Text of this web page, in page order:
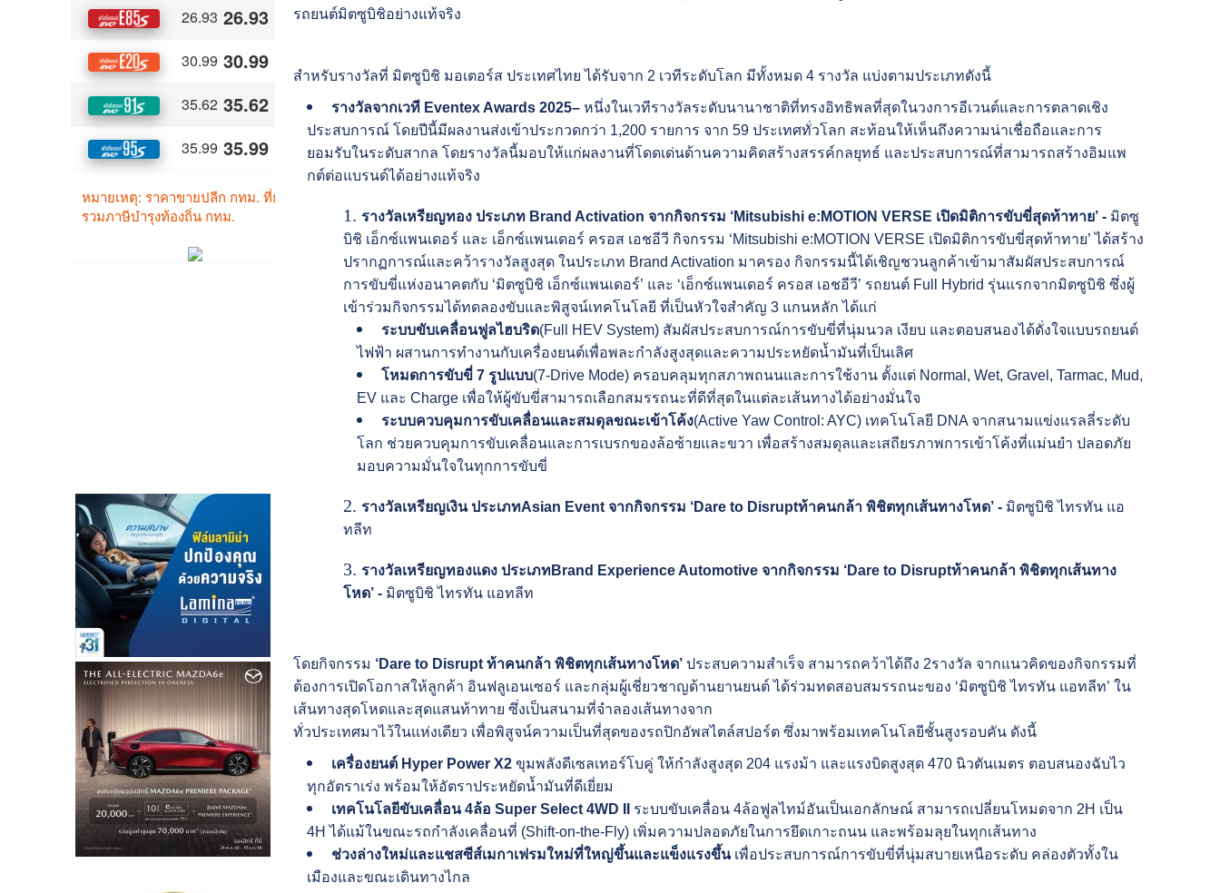
รถยนต์มิตซูบิชิอย่างแท้จริง
สำหรับรางวัลที่ มิตซูบิชิ มอเตอร์ส ประเทศไทย ได้รับจาก 2 เวทีระดับโลก มีทั้งหมด 4 รางวัล แบ่งตามประเภทดังนี้
รางวัลจากเวที Eventex Awards 2025– หนึ่งในเวทีรางวัลระดับนานาชาติที่ทรงอิทธิพลที่สุดในวงการอีเวนต์และการตลาดเชิง
ประสบการณ์ โดยปีนี้มีผลงานส่งเข้าประกวดกว่า 1,200 รายการ จาก 59 ประเทศทั่วโลก สะท้อนให้เห็นถึงความน่าเชื่อถือและการ
ยอมรับในระดับสากล โดยรางวัลนี้มอบให้แก่ผลงานที่โดดเด่นด้านความคิดสร้างสรรค์กลยุทธ์ และประสบการณ์ที่สามารถสร้างอิมแพ
กต์ต่อแบรนด์ได้อย่างแท้จริง
รางวัลเหรียญทอง ประเภท Brand Activation จากกิจกรรม ‘Mitsubishi e:MOTION VERSE เปิดมิติการขับขี่สุดท้าทาย’ - มิตซู
บิชิ เอ็กซ์แพนเดอร์ และ เอ็กซ์แพนเดอร์ ครอส เอชอีวี กิจกรรม ‘Mitsubishi e:MOTION VERSE เปิดมิติการขับขี่สุดท้าทาย’ ได้สร้าง
ปรากฏการณ์และคว้ารางวัลสูงสุด ในประเภท Brand Activation มาครอง กิจกรรมนี้ได้เชิญชวนลูกค้าเข้ามาสัมผัสประสบการณ์
การขับขี่แห่งอนาคตกับ ‘มิตซูบิชิ เอ็กซ์แพนเดอร์’ และ ‘เอ็กซ์แพนเดอร์ ครอส เอชอีวี’ รถยนต์ Full Hybrid รุ่นแรกจากมิตซูบิชิ ซึ่งผู้
เข้าร่วมกิจกรรมได้ทดลองขับและพิสูจน์เทคโนโลยี ที่เป็นหัวใจสำคัญ 3 แกนหลัก ได้แก่
ระบบขับเคลื่อนฟูลไฮบริด(Full HEV System) สัมผัสประสบการณ์การขับขี่ที่นุ่มนวล เงียบ และตอบสนองได้ดั่งใจแบบรถยนต์
ไฟฟ้า ผสานการทำงานกับเครื่องยนต์เพื่อพละกำลังสูงสุดและความประหยัดน้ำมันที่เป็นเลิศ
โหมดการขับขี่ 7รูปแบบ(7-Drive Mode) ครอบคลุมทุกสภาพถนนและการใช้งาน ตั้งแต่ Normal, Wet, Gravel, Tarmac, Mud,
EV และ Charge เพื่อให้ผู้ขับขี่สามารถเลือกสมรรถนะที่ดีที่สุดในแต่ละเส้นทางได้อย่างมั่นใจ
ระบบควบคุมการขับเคลื่อนและสมดุลขณะเข้าโค้ง(Active Yaw Control: AYC) เทคโนโลยี DNA จากสนามแข่งแรลลี่ระดับ
โลก ช่วยควบคุมการขับเคลื่อนและการเบรกของล้อซ้ายและขวา เพื่อสร้างสมดุลและเสถียรภาพการเข้าโค้งที่แม่นยำ ปลอดภัย
มอบความมั่นใจในทุกการขับขี่
รางวัลเหรียญเงิน ประเภทAsian Event จากกิจกรรม ‘Dare to Disruptท้าคนกล้า พิชิตทุกเส้นทางโหด’- มิตซูบิชิ ไทรทัน แอ
ทลีท
รางวัลเหรียญทองแดง ประเภทBrand Experience Automotive จากกิจกรรม ‘Dare to Disruptท้าคนกล้า พิชิตทุกเส้นทาง
โหด’- มิตซูบิชิ ไทรทัน แอทลีท
โดยกิจกรรม ‘Dare to Disruptท้าคนกล้า พิชิตทุกเส้นทางโหด’ประสบความสำเร็จ สามารถคว้าได้ถึง 2รางวัล จากแนวคิดของกิจกรรมที่
ต้องการเปิดโอกาสให้ลูกค้า อินฟลูเอนเซอร์ และกลุ่มผู้เชี่ยวชาญด้านยานยนต์ ได้ร่วมทดสอบสมรรถนะของ ‘มิตซูบิชิ ไทรทัน แอทลีท’ ใน
เส้นทางสุดโหดและสุดแสนท้าทาย ซึ่งเป็นสนามที่จำลองเส้นทางจาก
ทั่วประเทศมาไว้ในแห่งเดียว เพื่อพิสูจน์ความเป็นที่สุดของรถปิกอัพสไตล์สปอร์ต ซึ่งมาพร้อมเทคโนโลยีชั้นสูงรอบคัน ดังนี้
เครื่องยนต์ Hyper Power X2ขุมพลังดีเซลเทอร์โบคู่ ให้กำลังสูงสุด 204 แรงม้า และแรงบิดสูงสุด 470 นิวตันเมตร ตอบสนองฉับไว
ทุกอัตราเร่ง พร้อมให้อัตราประหยัดน้ำมันที่ดีเยี่ยม
เทคโนโลยีขับเคลื่อน4ล้อ Super Select 4WD II
ระบบขับเคลื่อน 4ล้อฟูลไทม์อันเป็นเอกลักษณ์ สามารถเปลี่ยนโหมดจาก 2H เป็น
4H ได้แม้ในขณะรถกำลังเคลื่อนที่ (Shift-on-the-Fly) เพิ่มความปลอดภัยในการยึดเกาะถนน และพร้อมลุยในทุกเส้นทาง
ช่วงล่างใหม่และแชสซีส์เมกาเฟรมใหม่ที่ใหญ่ขึ้นและแข็งแรงขึ้นเพื่อประสบการณ์การขับขี่ที่นุ่มสบายเหนือระดับ คล่องตัวทั้งใน
เมืองและขณะเดินทางไกล